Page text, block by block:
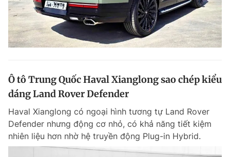
Ô tô Trung Quốc Haval Xianglong sao chép kiểu
dáng Land Rover Defender
Haval Xianglong có ngoại hình tương tự Land Rover
Defender nhưng động cơ nhỏ, có khả năng tiết kiệm
nhiên liệu hơn nhờ hệ truyền động Plug-in Hybrid.